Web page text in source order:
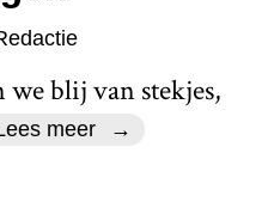
we blij van stekjes,
meer